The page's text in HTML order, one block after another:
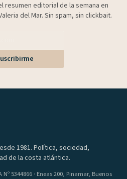
resumen editorial de la semana en
del Mar. Sin spam, sin clickbait.
1981. Política, sociedad,
de la costa atlántica.
5344866 · Eneas 200, Pinamar, Buenos